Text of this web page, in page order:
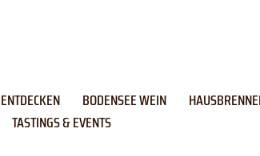
ENTDECKEN BODENSEE WEIN
TASTINGS & EVENTS